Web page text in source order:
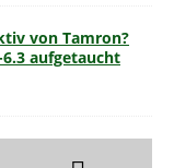
von Tamron?
aufgetaucht